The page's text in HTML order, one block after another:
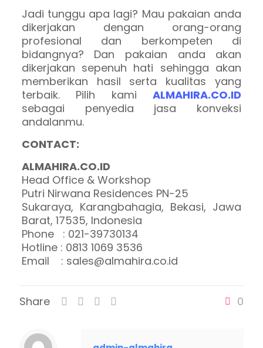
Jadi tunggu apa lagi? Mau pakaian anda
dikerjakan dengan orang-orang
profesional dan berkompeten di
bidangnya? Dan pakaian anda akan
dikerjakan sepenuh hati sehingga akan
memberikan hasil serta kualitas yang
terbaik. Pilih kamiALMAHIRA.CO.ID
sebagai penyedia jasa konveksi
andalanmu.
CONTACT:
ALMAHIRA.CO.ID
Head Office & Workshop
Putri Nirwana Residences PN-25
Sukaraya, Karangbahagia, Bekasi, Jawa
Barat, 17535, Indonesia
Phone : 021-39730134
Hotline : 0813 1069 3536
Email : sales@almahira.co.id
Share 0